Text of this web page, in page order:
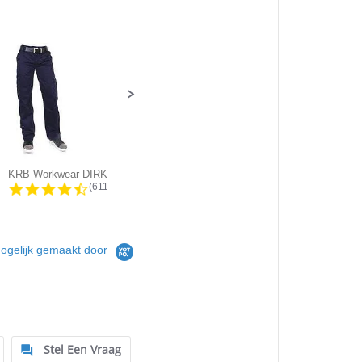
4.5 star rating
(611)
gemaakt door
Stel Een Vraag